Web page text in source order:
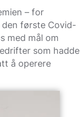
– for
første Covid-
med mål om
som hadde
å operere